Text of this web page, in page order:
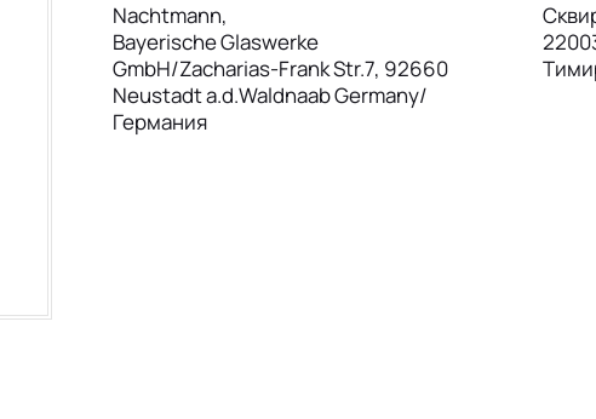
Nachtmann,
Bayerische Glaswerke
GmbH/Zacharias-Frank Str.7, 92660
Neustadt a.d.Waldnaab Germany/
Германия